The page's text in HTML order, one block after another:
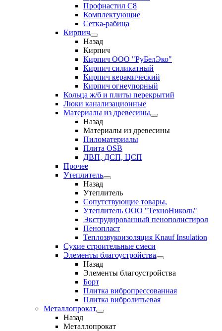
Профнастил С8
Комплектующие
Сетка-рабица
Кирпич
Назад
Кирпич
Кирпич ООО "РуБелЭко"
Кирпич силикатный
Кирпич керамический
Кирпич огнеупорный
Кольца ж/б и плиты перекрытий
Люки канализационные
Материалы из древесины
Назад
Материалы из древесины
Пиломатериалы
Плита OSB
ДВП, ДСП, ЦСП
Прочее
Утеплитель
Назад
Утеплитель
Сопутствующие товары,
Утеплитель ООО "ТехноНиколь"
Экструдированный пенополистирол
Пенопласт
Теплозвукоизоляция Knauf Insulation
Сухие строительные смеси
Элементы благоустройства
Назад
Элементы благоустройства
Борт
Плитка вибропрессованная
Плитка вибролитьевая
Металлопрокат
Назад
Металлопрокат